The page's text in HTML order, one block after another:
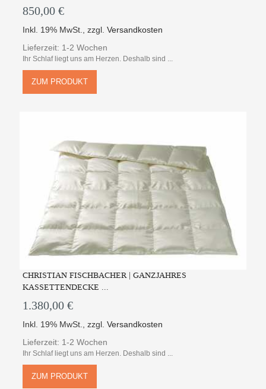
850,00 €
Inkl. 19% MwSt. ,zzgl.Versandkosten
Lieferzeit: 1-2 Wochen
Ihr Schlaf liegt uns am Herzen. Deshalb sind ...
ZUM PRODUKT
CHRISTIAN FISCHBACHER | GANZJAHRES
KASSETTENDECKE ...
1.380,00 €
Inkl. 19% MwSt.,zzgl.Versandkosten
Lieferzeit: 1-2 Wochen
Ihr Schlaf liegt uns am Herzen. Deshalb sind ...
ZUM PRODUKT